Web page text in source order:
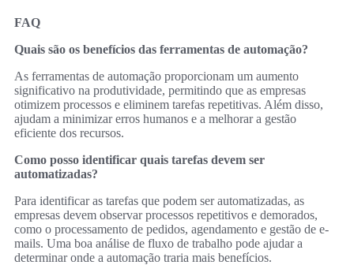
FAQ
Quais são os benefícios das ferramentas de automação?
As ferramentas de automação proporcionam um aumento
significativo na produtividade, permitindo que as empresas
otimizem processos e eliminem tarefas repetitivas. Além disso,
ajudam a minimizar erros humanos e a melhorar a gestão
eficiente dos recursos.
Como posso identificar quais tarefas devem ser
automatizadas?
Para identificar as tarefas que podem ser automatizadas, as
empresas devem observar processos repetitivos e demorados,
como o processamento de pedidos, agendamento e gestão de e-
mails. Uma boa análise de fluxo de trabalho pode ajudar a
determinar onde a automação traria mais benefícios.